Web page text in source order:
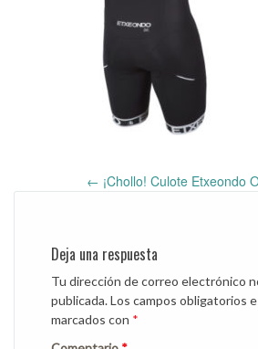
Post
← ¡Chollo! Culote Etxeondo
Deja una respuesta
Tu dirección de correo electrónico
publicada.Los campos obligatorios
marcados con *